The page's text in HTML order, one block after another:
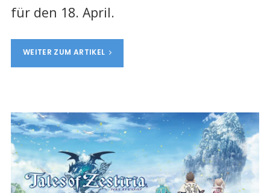
für den 18. April.
WEITER ZUM ARTIKEL